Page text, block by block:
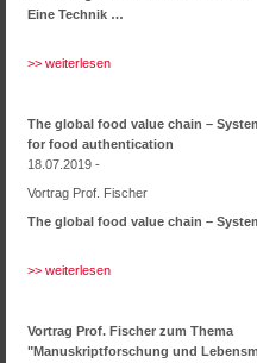
Eine Technik …
>> weiterlesen
The global food value chain –
for food authentication
18.07.2019 -
Vortrag Prof. Fischer
The global food value chain –
>> weiterlesen
Vortrag Prof. Fischer zum Thema
"Manuskriptforschung und